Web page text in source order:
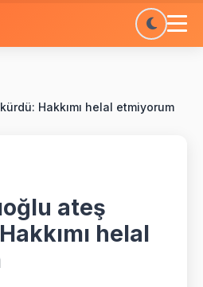
Hakkımı helal etmiyorum
ateş
helal